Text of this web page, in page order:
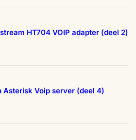
HT704 VOIP adapter (deel 2)
Asterisk Voip server (deel 4)